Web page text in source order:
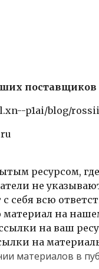
p1ai/blog/
ресурсом,
не
себя всю
на
на ваш
на
материалов в